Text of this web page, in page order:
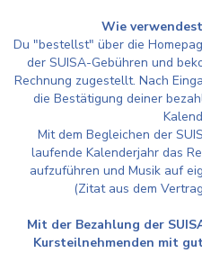
Wie
Du "bestellst" über die
der SUISA-Gebühren und
Rechnung zugestellt. Nach
die Bestätigung deiner
Mit dem Begleichen der
laufende Kalenderjahr das
aufzuführen und Musik auf
(Zitat aus dem
Mit der Bezahlung der
Kursteilnehmenden mit